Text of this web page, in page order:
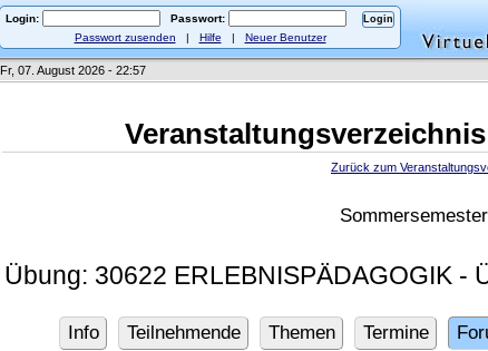
Login:
Passwort:
Passwort zusenden | Hilfe | Neuer Benutzer
Fr, 07. August 2026 - 22:57
Zurück zum
Übung: 30622 ERLEBNISPÄDAGOGIK -
Info Teilnehmende Themen Termine